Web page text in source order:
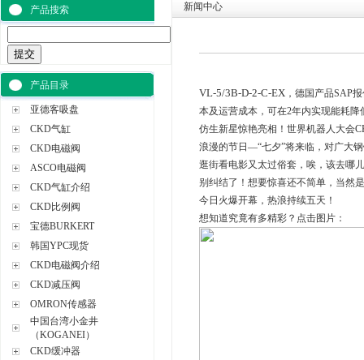
产品搜索
产品目录
亚德客吸盘
CKD气缸
CKD电磁阀
ASCO电磁阀
CKD气缸介绍
CKD比例阀
宝德BURKERT
韩国YPC现货
CKD电磁阀介绍
CKD减压阀
OMRON传感器
中国台湾小金井
（KOGANEI）
CKD缓冲器
新闻中心
VL-5/3B-D-2-C-EX，德国产品SAP报
本及运营成本，可在2年内实现能耗降
仿生新星惊艳亮相！世界机器人大会
浪漫的节日—“七夕”将来临，对广大
逛街看电影又太过俗套，唉，该去哪
别纠结了！想要惊喜还不简单，当然
今日火爆开幕，热浪持续五天！
想知道究竟有多精彩？点击图片：